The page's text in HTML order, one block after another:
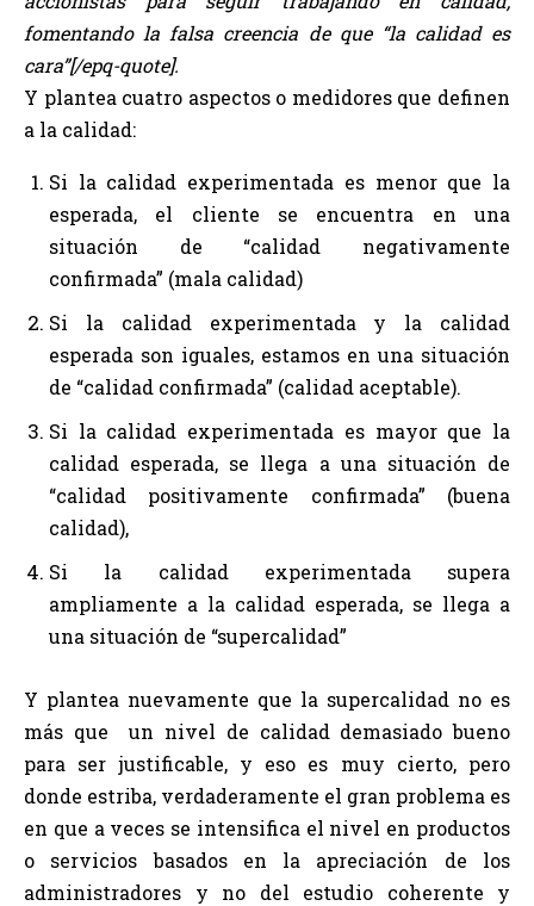
fomentando la falsa creencia de que “la calidad es
cara”[/epq-quote].
Y plantea cuatro aspectos o medidores que definen
a la calidad:
Si la calidad experimentada es menor que la
esperada, el cliente se encuentra en una
situación de “calidad negativamente
confirmada” (mala calidad)
Si la calidad experimentada y la calidad
esperada son iguales, estamos en una situación
de “calidad confirmada” (calidad aceptable).
Si la calidad experimentada es mayor que la
calidad esperada, se llega a una situación de
“calidad positivamente confirmada” (buena
calidad),
Si la calidad experimentada supera
ampliamente a la calidad esperada, se llega a
una situación de “supercalidad”
Y plantea nuevamente que la supercalidad no es
más que un nivel de calidad demasiado bueno
para ser justificable, y eso es muy cierto, pero
donde estriba, verdaderamente el gran problema es
en que a veces se intensifica el nivel en productos
o servicios basados en la apreciación de los
administradores y no del estudio coherente y